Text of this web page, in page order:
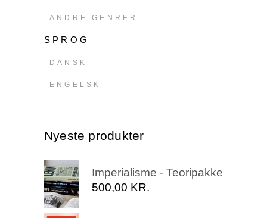
ANDRE GENRER
SPROG
DANSK
ENGELSK
Nyeste produkter
Imperialisme - Teoripakke
500,00 KR.